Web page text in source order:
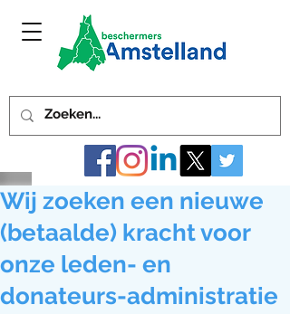
Wij zoeken een nieuwe
(betaalde) kracht voor
onze leden- en
donateurs-administratie